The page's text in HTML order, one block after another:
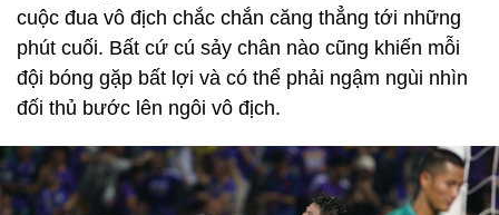
cuộc đua vô địch chắc chắn căng thẳng tới những
phút cuối. Bất cứ cú sảy chân nào cũng khiến mỗi
đội bóng gặp bất lợi và có thể phải ngậm ngùi nhìn
đối thủ bước lên ngôi vô địch.